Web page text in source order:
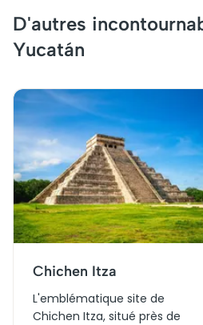
D'autres
Yucatán
Chichen Itza
L'emblématique site de
Chichen Itza, situé près de